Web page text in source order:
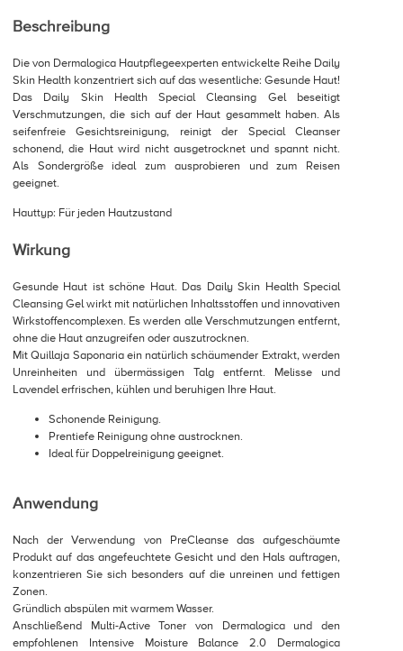
Beschreibung
Die von Dermalogica Hautpflegeexperten entwickelte Reihe Daily
Skin Health konzentriert sich auf das wesentliche: Gesunde Haut!
Das Daily Skin Health Special Cleansing Gel beseitigt
Verschmutzungen, die sich auf der Haut gesammelt haben. Als
seifenfreie Gesichtsreinigung, reinigt der Special Cleanser
schonend, die Haut wird nicht ausgetrocknet und spannt nicht.
Als Sondergröße ideal zum ausprobieren und zum Reisen
geeignet.
Hauttyp: Für jeden Hautzustand
Wirkung
Gesunde Haut ist schöne Haut. Das Daily Skin Health Special
Cleansing Gel wirkt mit natürlichen Inhaltsstoffen und innovativen
Wirkstoffencomplexen. Es werden alle Verschmutzungen entfernt,
ohne die Haut anzugreifen oder auszutrocknen.
Mit Quillaja Saponaria ein natürlich schäumender Extrakt, werden
Unreinheiten und übermässigen Talg entfernt. Melisse und
Lavendel erfrischen, kühlen und beruhigen Ihre Haut.
Schonende Reinigung.
Prentiefe Reinigung ohne austrocknen.
Ideal für Doppelreinigung geeignet.
Anwendung
Nach der Verwendung von PreCleanse das aufgeschäumte
Produkt auf das angefeuchtete Gesicht und den Hals auftragen,
konzentrieren Sie sich besonders auf die unreinen und fettigen
Zonen.
Gründlich abspülen mit warmem Wasser.
Anschließend Multi-Active Toner von Dermalogica und den
empfohlenen Intensive Moisture Balance 2.0 Dermalogica